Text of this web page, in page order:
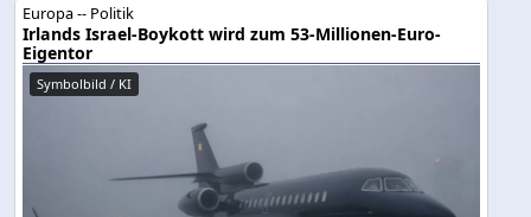
Europa -- Politik
Irlands Israel-Boykott wird zum 53-Millionen-Euro-
Eigentor
Symbolbild / KI